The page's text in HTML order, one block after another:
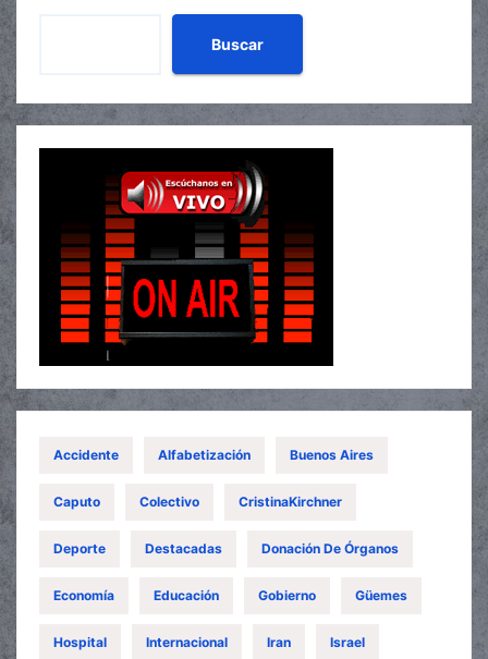
Buscar
Accidente Alfabetización Buenos Aires
Caputo Colectivo CristinaKirchner
Deporte Destacadas Donación De Órganos
Economía Educación Gobierno Güemes
Hospital Internacional Iran Israel